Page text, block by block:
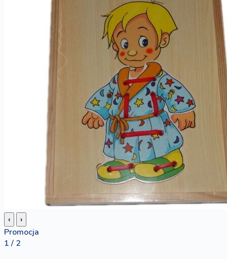
‹
›
Promocja
1 / 2